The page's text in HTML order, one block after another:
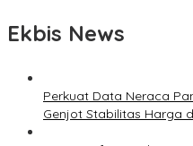
Ekbis News
Perkuat Data Neraca
Genjot Stabilitas Harga